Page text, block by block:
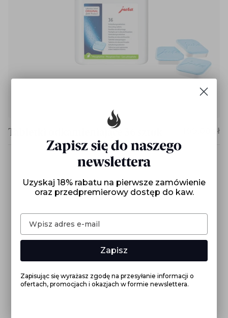
Tabletki odkamieniające 36 sztuk 199,00 zł
Uzyskaj 18% rabatu na pierwsze zamówienie
oraz przedpremierowy dostęp do kaw.
Zapisz
Zapisując się wyrażasz zgodę na przesyłanie informacji o
ofertach, promocjach i okazjach w formie newslettera.